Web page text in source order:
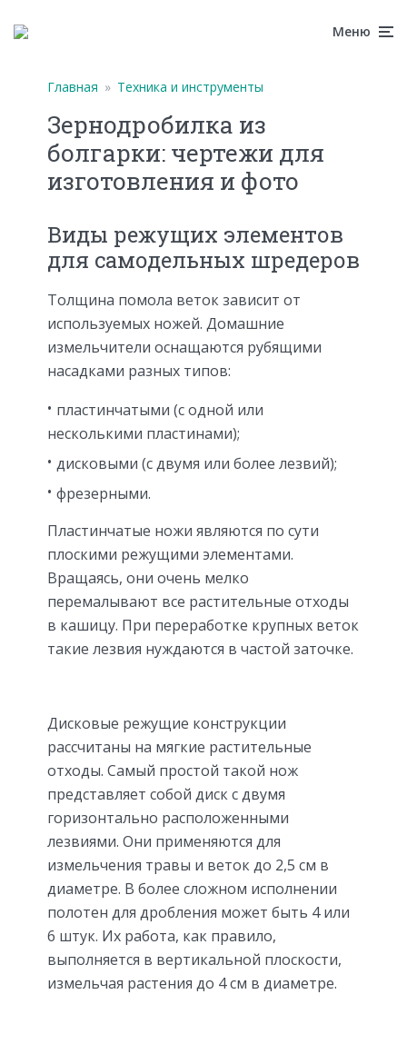
Меню
Главная » Техника и инструменты
Зернодробилка из
болгарки: чертежи для
изготовления и фото
Виды режущих элементов
для самодельных шредеров
Толщина помола веток зависит от
используемых ножей. Домашние
измельчители оснащаются рубящими
насадками разных типов:
пластинчатыми (с одной или
несколькими пластинами);
дисковыми (с двумя или более лезвий);
фрезерными.
Пластинчатые ножи являются по сути
плоскими режущими элементами.
Вращаясь, они очень мелко
перемалывают все растительные отходы
в кашицу. При переработке крупных веток
такие лезвия нуждаются в частой заточке.
Дисковые режущие конструкции
рассчитаны на мягкие растительные
отходы. Самый простой такой нож
представляет собой диск с двумя
горизонтально расположенными
лезвиями. Они применяются для
измельчения травы и веток до 2,5 см в
диаметре. В более сложном исполнении
полотен для дробления может быть 4 или
6 штук. Их работа, как правило,
выполняется в вертикальной плоскости,
измельчая растения до 4 см в диаметре.